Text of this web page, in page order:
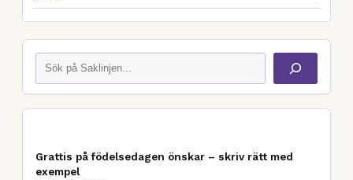
Sök
Grattis på födelsedagen önskar – skriv rätt med
exempel